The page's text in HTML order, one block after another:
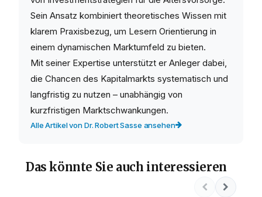
Sein Ansatz kombiniert theoretisches Wissen mit
klarem Praxisbezug, um Lesern Orientierung in
einem dynamischen Marktumfeld zu bieten.
Mit seiner Expertise unterstützt er Anleger dabei,
die Chancen des Kapitalmarkts systematisch und
langfristig zu nutzen – unabhängig von
kurzfristigen Marktschwankungen.
Alle Artikel von Dr. Robert Sasse ansehen
Das könnte Sie auch interessieren